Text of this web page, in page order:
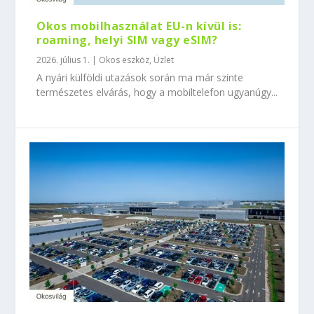
Okos mobilhasználat EU-n kívül is:
roaming, helyi SIM vagy eSIM?
2026. július 1. | Okos eszköz, Üzlet
A nyári külföldi utazások során ma már szinte
természetes elvárás, hogy a mobiltelefon ugyanúgy...